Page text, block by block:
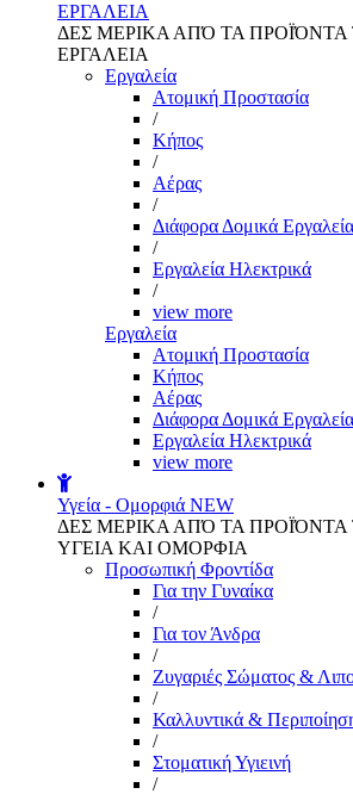
ΕΡΓΑΛΕΙΑ
ΔΕΣ ΜΕΡΙΚΑ ΑΠΌ ΤΑ ΠΡΟΪΌΝΤΑ
ΕΡΓΑΛΕΙΑ
Εργαλεία
Aτομική Προστασία
/
Kήπος
/
Αέρας
/
Διάφορα Δομικά
/
Εργαλεία Ηλεκτρικά
/
view more
Εργαλεία
Aτομική Προστασία
Kήπος
Αέρας
Διάφορα Δομικά
Εργαλεία Ηλεκτρικά
view more
Υγεία - Ομορφιά NEW
ΔΕΣ ΜΕΡΙΚΑ ΑΠΌ ΤΑ ΠΡΟΪΌΝΤΑ
ΥΓΕΙΑ ΚΑΙ ΟΜΟΡΦΙΑ
Προσωπική Φροντίδα
Για την Γυναίκα
/
Για τον Άνδρα
/
Ζυγαριές Σώματος &
/
Καλλυντικά &
/
Στοματική Υγιεινή
/